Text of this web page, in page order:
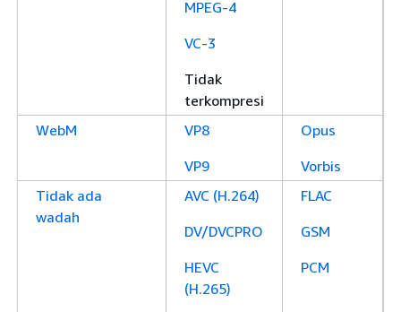
MPEG-4
VC-3
Tidak
terkompresi
WebM
VP8
VP9
Opus
Vorbis
Tidak ada
wadah
AVC (H.264)
DV/DVCPRO
HEVC
(H.265)
FLAC
GSM
PCM